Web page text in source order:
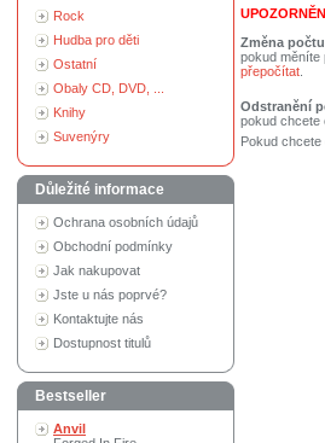
Rock
Hudba pro děti
Ostatní
Obaly CD, DVD, ...
Knihy
Suvenýry
Důležité informace
Ochrana osobních údajů
Obchodní podmínky
Jak nakupovat
Jste u nás poprvé?
Kontaktujte nás
Dostupnost titulů
Bestseller
Anvil
Změna
pokud měníte
přepočítat
Odstranění
pokud chcete
Pokud